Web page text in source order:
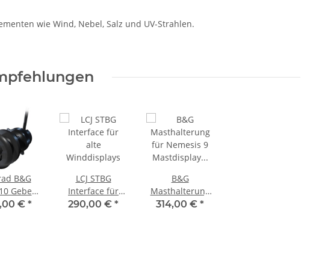
wie Wind, Nebel, Salz und UV-Strahlen.
B&G
Geber
Temp,
€ *
LCJ STBG
Interface für
alte
290,00 € *
B&G
Masthalterung
für Nemesis 9
314,00 € *